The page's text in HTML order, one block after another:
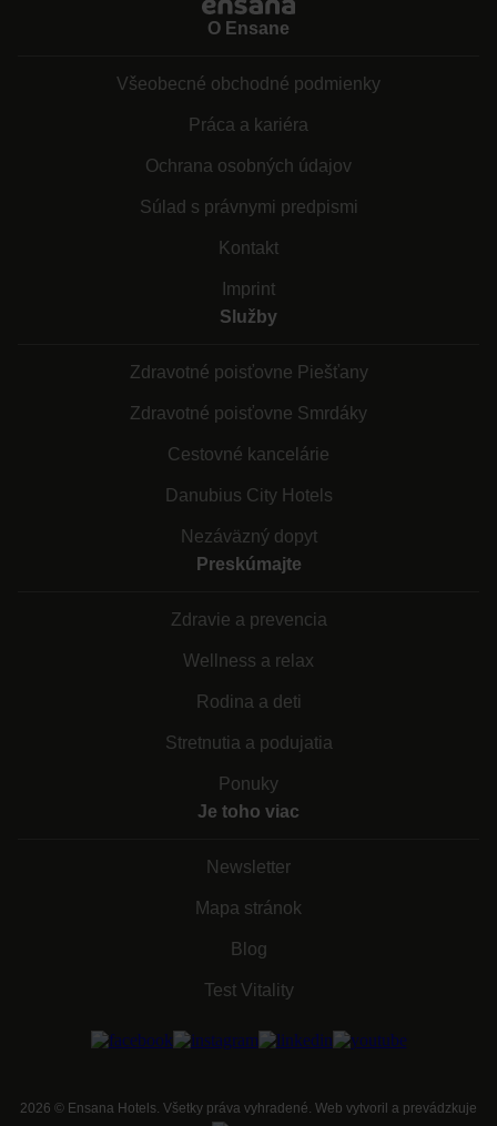
O Ensane
Všeobecné obchodné podmienky
Práca a kariéra
Ochrana osobných údajov
Súlad s právnymi predpismi
Kontakt
Imprint
Služby
Zdravotné poisťovne Piešťany
Zdravotné poisťovne Smrdáky
Cestovné kancelárie
Danubius City Hotels
Nezáväzný dopyt
Preskúmajte
Zdravie a prevencia
Wellness a relax
Rodina a deti
Stretnutia a podujatia
Ponuky
Je toho viac
Newsletter
Mapa stránok
Blog
Test Vitality
2026 © Ensana Hotels. Všetky práva vyhradené. Web vytvoril a prevádzkuje